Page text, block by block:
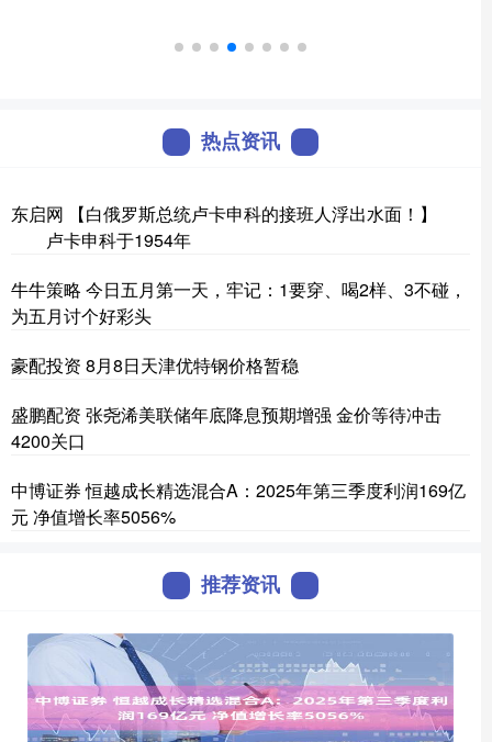
热点资讯
东启网 【白俄罗斯总统卢卡申科的接班人浮出水面！】
卢卡申科于1954年
牛牛策略 今日五月第一天，牢记：1要穿、喝2样、3不碰，
为五月讨个好彩头
豪配投资 8月8日天津优特钢价格暂稳
盛鹏配资 张尧浠美联储年底降息预期增强 金价等待冲击
4200关口
中博证券 恒越成长精选混合A：2025年第三季度利润169亿
元 净值增长率5056%
推荐资讯